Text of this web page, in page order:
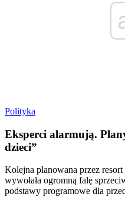
Polityka
Eksperci alarmują.
dzieci”
Kolejna planowana przez
wywołała ogromną falę
podstawy programowe dla